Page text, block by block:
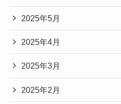
2025年5月
2025年4月
2025年3月
2025年2月